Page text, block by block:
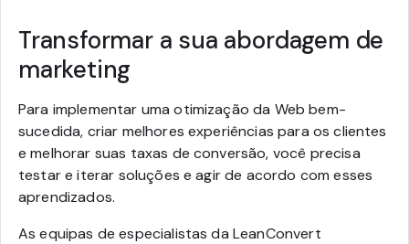
Transformar a sua abordagem de
marketing
Para implementar uma otimização da Web bem-
sucedida, criar melhores experiências para os clientes
e melhorar suas taxas de conversão, você precisa
testar e iterar soluções e agir de acordo com esses
aprendizados.
As equipas de especialistas da LeanConvert